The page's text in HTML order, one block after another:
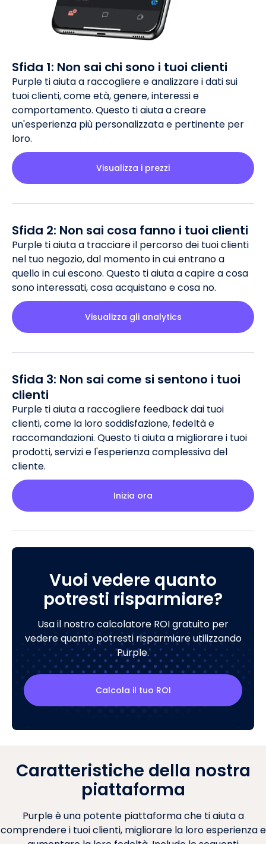
Sfida 1: Non sai chi sono i tuoi clienti
Purple ti aiuta a raccogliere e analizzare i dati sui
tuoi clienti, come età, genere, interessi e
comportamento. Questo ti aiuta a creare
un'esperienza più personalizzata e pertinente per
loro.
Visualizza i prezzi
Sfida 2: Non sai cosa fanno i tuoi clienti
Purple ti aiuta a tracciare il percorso dei tuoi clienti
nel tuo negozio, dal momento in cui entrano a
quello in cui escono. Questo ti aiuta a capire a cosa
sono interessati, cosa acquistano e cosa no.
Visualizza gli analytics
Sfida 3: Non sai come si sentono i tuoi
clienti
Purple ti aiuta a raccogliere feedback dai tuoi
clienti, come la loro soddisfazione, fedeltà e
raccomandazioni. Questo ti aiuta a migliorare i tuoi
prodotti, servizi e l'esperienza complessiva del
cliente.
Inizia ora
Vuoi vedere quanto
potresti risparmiare?
Usa il nostro calcolatore ROI gratuito per
vedere quanto potresti risparmiare utilizzando
Purple.
Calcola il tuo ROI
Caratteristiche della nostra
piattaforma
Purple è una potente piattaforma che ti aiuta a
comprendere i tuoi clienti, migliorare la loro esperienza e